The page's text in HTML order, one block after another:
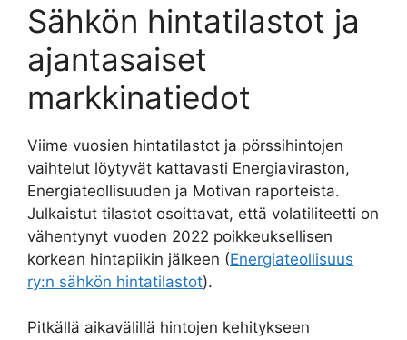
Sähkön hintatilastot ja
ajantasaiset
markkinatiedot
Viime vuosien hintatilastot ja pörssihintojen
vaihtelut löytyvät kattavasti Energiaviraston,
Energiateollisuuden ja Motivan raporteista.
Julkaistut tilastot osoittavat, että volatiliteetti on
vähentynyt vuoden 2022 poikkeuksellisen
korkean hintapiikin jälkeen (Energiateollisuus
ry:n sähkön hintatilastot).
Pitkällä aikavälillä hintojen kehitykseen